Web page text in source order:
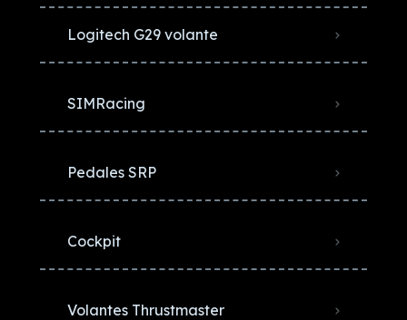
Logitech G29 volante
SIMRacing
Pedales SRP
Cockpit
Volantes Thrustmaster